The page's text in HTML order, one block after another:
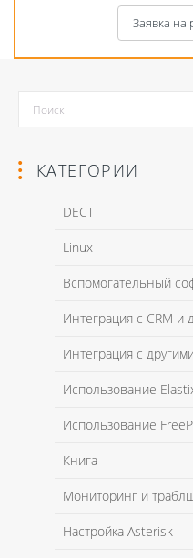
Я даю согласие на
в соответствии с Политикой
Заявка на
Я даю согласие на
в соответствии с Политикой
КАТЕГОРИИ
DECT
Linux
Вспомогательный
Интеграция с CRM и
Интеграция с
Использование
Использование
Книга
Мониторинг и
Настройка Asterisk